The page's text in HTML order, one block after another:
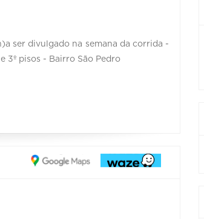
ser divulgado na semana da corrida -
3º pisos - Bairro São Pedro